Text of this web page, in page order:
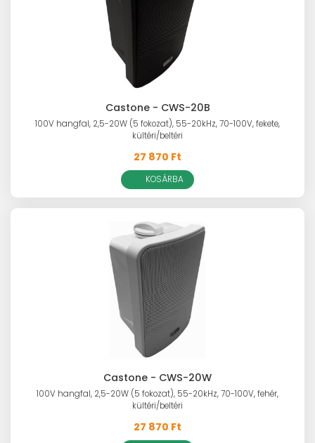
Castone - CWS-20B
100V hangfal, 2,5-20W (5 fokozat), 55-20kHz, 70-100V, fekete,
kültéri/beltéri
27 870 Ft
KOSÁRBA
Castone - CWS-20W
100V hangfal, 2,5-20W (5 fokozat), 55-20kHz, 70-100V, fehér,
kültéri/beltéri
27 870 Ft